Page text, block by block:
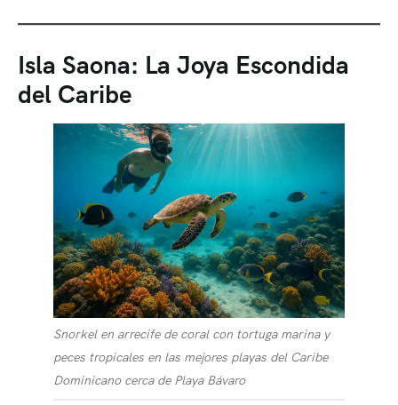
Isla Saona: La Joya Escondida
del Caribe
Snorkel en arrecife de coral con tortuga marina y
peces tropicales en las mejores playas del Caribe
Dominicano cerca de Playa Bávaro